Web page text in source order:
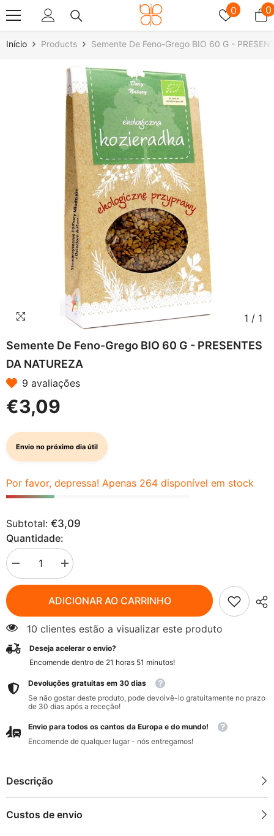
0Listas 00
Início Products Semente De Feno-Grego BIO 60 G -
1 / 1
Semente De Feno-Grego BIO 60 G - PRESENTES
DA NATUREZA
9 avaliações
€3,09
Envio no próximo dia útil
Por favor, depressa! Apenas 264 disponível em stock
Subtotal: €3,09
Quantidade:
Diminuir
quantidade
para
feno-
grego
BIO
60
g
NATUREZA
Aumentar
quantidade
para
Semente
de
BIO
g
-
NATUREZA
ADICIONAR AO CARRINHO
10 clientes estão a visualizar este produto
Deseja acelerar o envio?
Encomende dentro de 21 horas 51 minutos!
Devoluções gratuitas em 30 dias
Se não gostar deste produto, pode devolvê-lo gratuitamente no prazo
de 30 dias após a receção!
Envio para todos os cantos da Europa e do mundo!
Encomende de qualquer lugar - nós entregamos!
Descrição
Custos de envio